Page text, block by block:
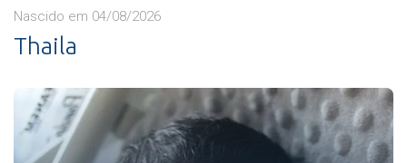
Nascido em 04/08/2026
Thaila